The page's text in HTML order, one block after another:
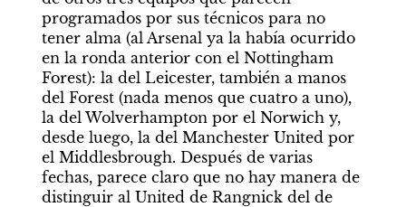
programados por sus técnicos para no
tener alma (al Arsenal ya la había ocurrido
en la ronda anterior con el Nottingham
Forest): la del Leicester, también a manos
del Forest (nada menos que cuatro a uno),
la del Wolverhampton por el Norwich y,
desde luego, la del Manchester United por
el Middlesbrough. Después de varias
fechas, parece claro que no hay manera de
distinguir al United de Rangnick del de